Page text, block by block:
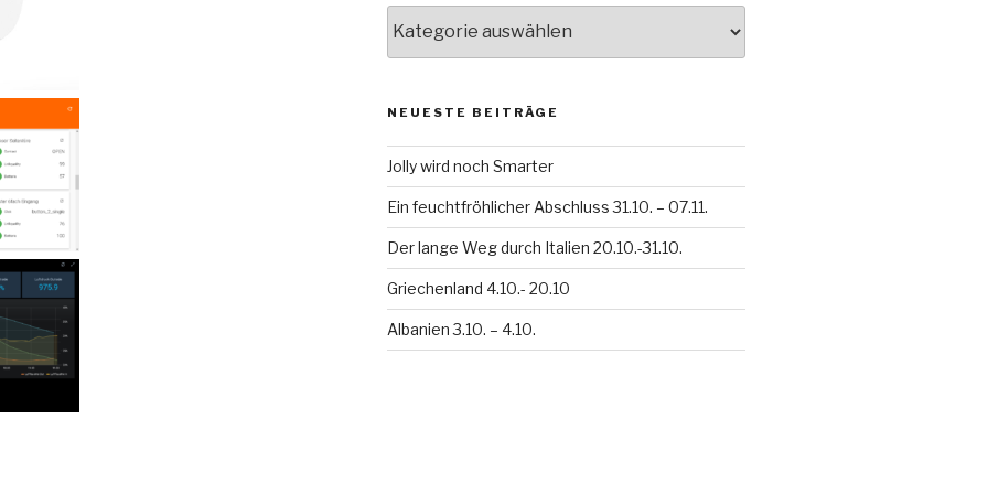
NEUESTE BEITRÄGE
Jolly wird noch Smarter
Ein feuchtfröhlicher Abschluss 31.10. – 07.11.
Der lange Weg durch Italien 20.10.-31.10.
Griechenland 4.10.- 20.10
Albanien 3.10. – 4.10.